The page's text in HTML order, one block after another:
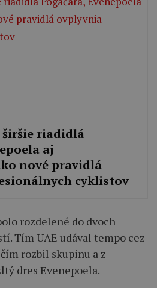
riadidlá
aj
nové pravidlá
cyklistov
rozdelené do dvoch
Tím UAE udával tempo cez
rozbil skupinu a z
dres Evenepoela.